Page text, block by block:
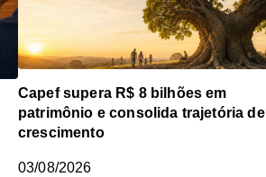
Capef supera R$ 8 bilhões em
patrimônio e consolida trajetória de
crescimento
03/08/2026